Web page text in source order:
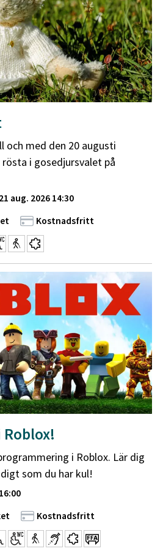
och med den 20 augusti
i gosedjursvalet på
aug. 2026 14:30
Kostnadsfritt
i Roblox. Lär dig
som du har kul!
Kostnadsfritt